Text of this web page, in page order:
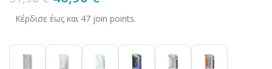
Κέρδισε έως και 47 join points.